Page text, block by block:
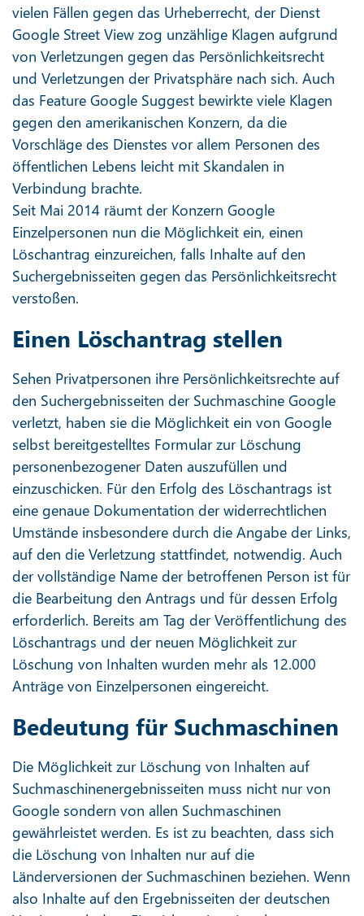
vielen Fällen gegen das Urheberrecht, der Dienst
Google Street View zog unzählige Klagen aufgrund
von Verletzungen gegen das Persönlichkeitsrecht
und Verletzungen der Privatsphäre nach sich. Auch
das Feature Google Suggest bewirkte viele Klagen
gegen den amerikanischen Konzern, da die
Vorschläge des Dienstes vor allem Personen des
öffentlichen Lebens leicht mit Skandalen in
Verbindung brachte.
Seit Mai 2014 räumt der Konzern Google
Einzelpersonen nun die Möglichkeit ein, einen
Löschantrag einzureichen, falls Inhalte auf den
Suchergebnisseiten gegen das Persönlichkeitsrecht
verstoßen.
Einen Löschantrag stellen
Sehen Privatpersonen ihre Persönlichkeitsrechte auf
den Suchergebnisseiten der Suchmaschine Google
verletzt, haben sie die Möglichkeit ein von Google
selbst bereitgestelltes Formular zur Löschung
personenbezogener Daten auszufüllen und
einzuschicken. Für den Erfolg des Löschantrags ist
eine genaue Dokumentation der widerrechtlichen
Umstände insbesondere durch die Angabe der Links,
auf den die Verletzung stattfindet, notwendig. Auch
der vollständige Name der betroffenen Person ist für
die Bearbeitung den Antrags und für dessen Erfolg
erforderlich. Bereits am Tag der Veröffentlichung des
Löschantrags und der neuen Möglichkeit zur
Löschung von Inhalten wurden mehr als 12.000
Anträge von Einzelpersonen eingereicht.
Bedeutung für Suchmaschinen
Die Möglichkeit zur Löschung von Inhalten auf
Suchmaschinenergebnisseiten muss nicht nur von
Google sondern von allen Suchmaschinen
gewährleistet werden. Es ist zu beachten, dass sich
die Löschung von Inhalten nur auf die
Länderversionen der Suchmaschinen beziehen. Wenn
also Inhalte auf den Ergebnisseiten der deutschen